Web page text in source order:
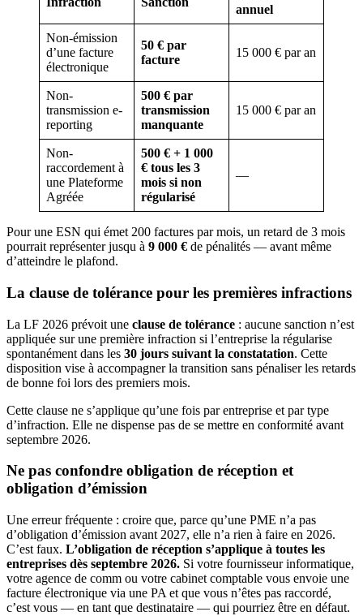
annuel
Non-émission
d’une facture
électronique
50 € par
facture
15 000 € par an
Non-
transmission e-
reporting
500 € par
transmission
manquante
15 000 € par an
Non-
raccordement à
une Plateforme
Agréée
500 € + 1 000
€ tous les 3
mois si non
régularisé
—
Pour une ESN qui émet 200 factures par mois, un retard de 3 mois
pourrait représenter jusqu à 9 000 € de pénalités — avant même
d’atteindre le plafond.
La clause de tolérance pour les premières infractions
La LF 2026 prévoit une clause de tolérance : aucune sanction n’est
appliquée sur une première infraction si l’entreprise la régularise
spontanément dans les 30 jours suivant la constatation. Cette
disposition vise à accompagner la transition sans pénaliser les retards
de bonne foi lors des premiers mois.
Cette clause ne s’applique qu’une fois par entreprise et par type
d’infraction. Elle ne dispense pas de se mettre en conformité avant
septembre 2026.
Ne pas confondre obligation de réception et
obligation d’émission
Une erreur fréquente : croire que, parce qu’une PME n’a pas
d’obligation d’émission avant 2027, elle n’a rien à faire en 2026.
C’est faux. L’obligation de réception s’applique à toutes les
entreprises dès septembre 2026. Si votre fournisseur informatique,
votre agence de comm ou votre cabinet comptable vous envoie une
facture électronique via une PA et que vous n’êtes pas raccordé,
c’est vous — en tant que destinataire — qui pourriez être en défaut.